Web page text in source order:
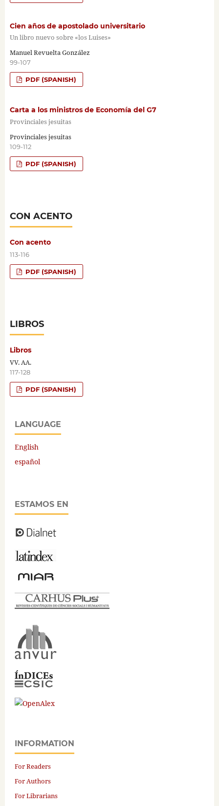
Cien años de apostolado universitario
Un libro nuevo sobre «los Luises»
Manuel Revuelta González
99-107
PDF (SPANISH)
Carta a los ministros de Economía del G7
Provinciales jesuitas
Provinciales jesuitas
109-112
PDF (SPANISH)
CON ACENTO
Con acento
113-116
PDF (SPANISH)
LIBROS
Libros
VV. AA.
117-128
PDF (SPANISH)
LANGUAGE
English
español
ESTAMOS EN
INFORMATION
For Readers
For Authors
For Librarians